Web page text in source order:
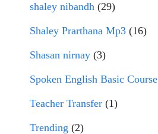
shaley nibandh (29)
Shaley Prarthana Mp3 (16)
Shasan nirnay (3)
Spoken English Basic Course
Teacher Transfer (1)
Trending (2)